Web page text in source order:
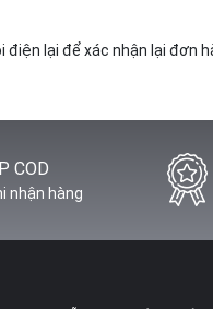
lại để xác nhận lại đơn
COD
nhận hàng